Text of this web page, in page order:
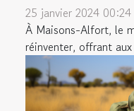
25 janvier 2024 00:24
À Maisons-Alfort, le
réinventer, offrant